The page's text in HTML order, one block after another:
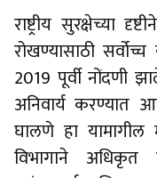
राष्ट्रीय सुरक्षेच्या
रोखण्यासाठी सर्वोच्च
2019 पूर्वी नोंदणी
अनिवार्य
घालणे हा
विभागाने